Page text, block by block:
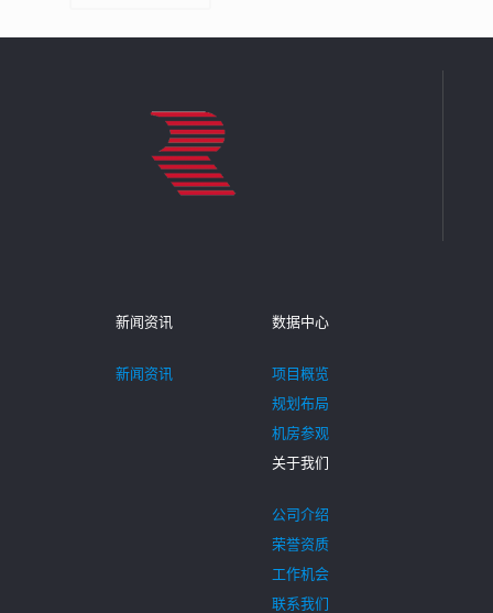
新闻资讯
新闻资讯
数据中心
项目概览
规划布局
机房参观
关于我们
公司介绍
荣誉资质
工作机会
联系我们